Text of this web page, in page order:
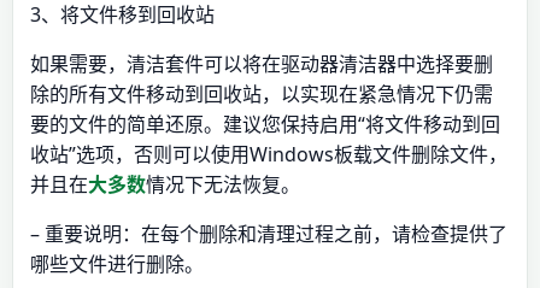
3、将文件移到回收站
如果需要，清洁套件可以将在驱动器清洁器中选择要删
除的所有文件移动到回收站，以实现在紧急情况下仍需
要的文件的简单还原。建议您保持启用“将文件移动到回
收站”选项，否则可以使用Windows板载文件删除文件，
并且在大多数情况下无法恢复。
– 重要说明：在每个删除和清理过程之前，请检查提供了
哪些文件进行删除。